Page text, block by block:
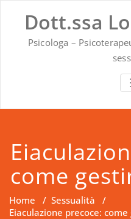
contenutoDott.ssa
Psicologa –
come
Home / Sessualità /
Eiaculazione precoce: